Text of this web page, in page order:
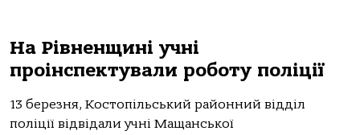
На Рівненщині учні
проінспектували роботу поліції
13 березня, Костопільський районний відділ
поліції відвідали учні Мащанської